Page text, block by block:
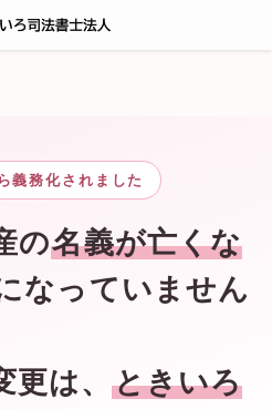
義務化されました
の名義が亡くな
なっていません
は、 ときいろ